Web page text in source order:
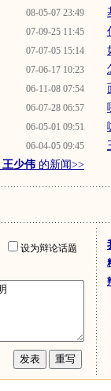
08-05-07 23:49
07-09-25 11:45
07-07-05 15:14
07-06-17 10:23
06-11-08 07:54
06-07-28 06:57
06-05-01 09:51
06-04-05 09:45
王少伟 的新闻>>
设为辩论话题